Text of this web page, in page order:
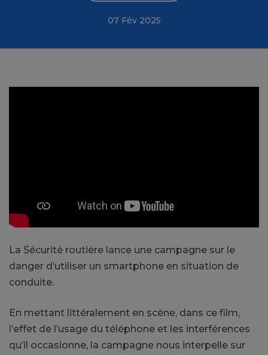
07 Fév 2025
La Sécurité routière lance une campagne sur le
danger d’utiliser un smartphone en situation de
conduite.
En mettant littéralement en scène, dans ce film,
l’effet de l’usage du téléphone et les interférences
qu’il occasionne, la campagne nous interpelle sur